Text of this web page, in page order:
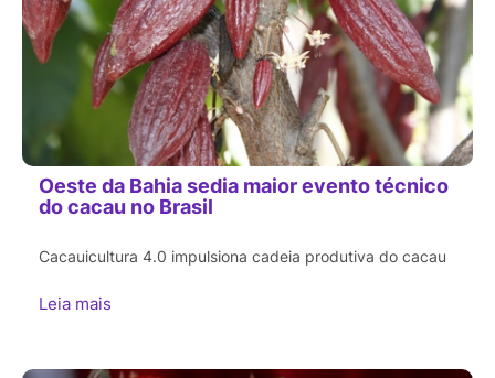
Oeste da Bahia sedia maior evento técnico
do cacau no Brasil
Cacauicultura 4.0 impulsiona cadeia produtiva do cacau
Leia mais